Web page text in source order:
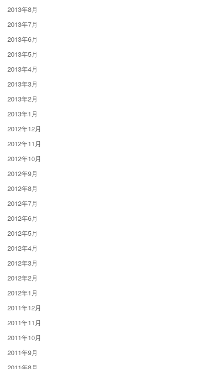
2013年8月
2013年7月
2013年6月
2013年5月
2013年4月
2013年3月
2013年2月
2013年1月
2012年12月
2012年11月
2012年10月
2012年9月
2012年8月
2012年7月
2012年6月
2012年5月
2012年4月
2012年3月
2012年2月
2012年1月
2011年12月
2011年11月
2011年10月
2011年9月
2011年8月